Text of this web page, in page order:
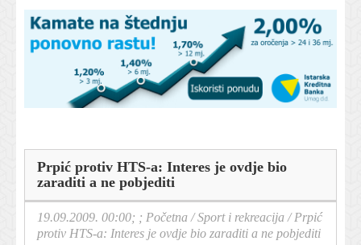
Prpić protiv HTS-a: Interes je ovdje bio
zaraditi a ne pobjediti
19.09.2009. 00:00; ; Početna /Sport i rekreacija /Prpić
protiv HTS-a: Interes je ovdje bio zaraditi a ne pobjediti